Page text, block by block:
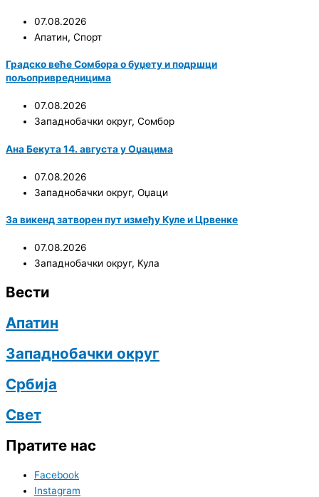
07.08.2026
Апатин, Спорт
Градско веће Сомбора о буџету и подршци
пољопривредницима
07.08.2026
Западнобачки округ, Сомбор
Ана Бекута 14. августа у Оџацима
07.08.2026
Западнобачки округ, Оџаци
За викенд затворен пут између Куле и Црвенке
07.08.2026
Западнобачки округ, Кула
Вести
Апатин
Западнобачки округ
Србија
Свет
Пратите нас
Facebook
Instagram